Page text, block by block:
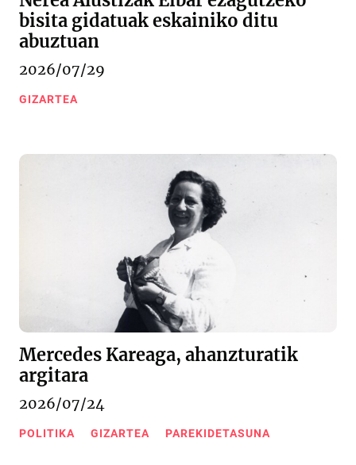
bisita gidatuak eskainiko ditu
abuztuan
2026/07/29
GIZARTEA
Mercedes Kareaga, ahanzturatik
argitara
2026/07/24
POLITIKA GIZARTEA PAREKIDETASUNA